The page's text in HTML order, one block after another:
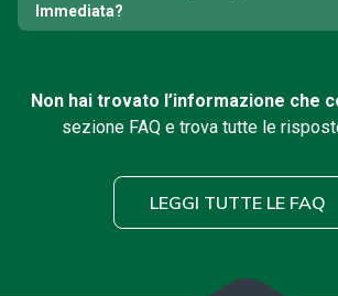
Immediata?
Non hai trovato l’informazione che
sezione FAQ e trova tutte le
LEGGI TUTTE LE FAQ